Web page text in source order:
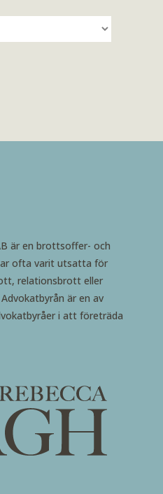
är en brottsoffer- och
ofta varit utsatta för
relationsbrott eller
är en av
i att företräda